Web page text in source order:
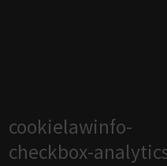
cookielawinfo-
checkbox-